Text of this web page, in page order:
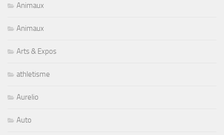
Animaux
Animaux
Arts & Expos
athletisme
Aurelio
Auto